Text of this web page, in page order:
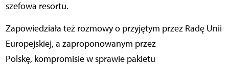
szefowa resortu.
Zapowiedziała też rozmowy o przyjętym przez Radę Unii
Europejskiej, a zaproponowanym przez
Polskę, kompromisie w sprawie pakietu